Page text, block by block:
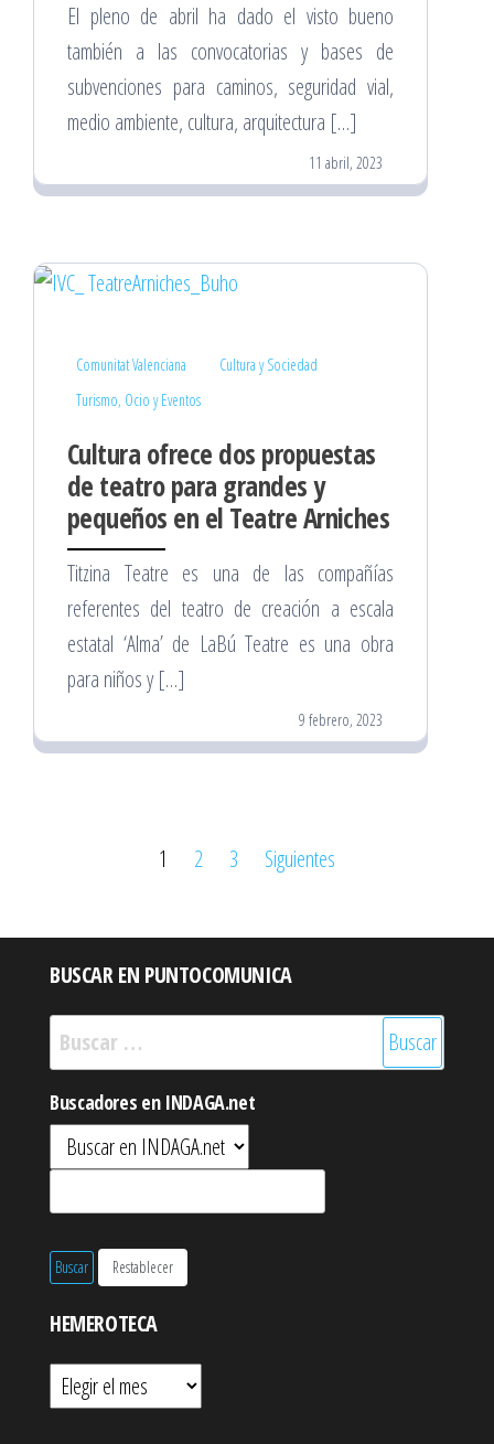
El pleno de abril ha dado el visto bueno
también a las convocatorias y bases de
subvenciones para caminos, seguridad vial,
medio ambiente, cultura, arquitectura […]
11 abril, 2023
Comunitat Valenciana
Cultura y Sociedad
Turismo, Ocio y Eventos
Cultura ofrece dos propuestas
de teatro para grandes y
pequeños en el Teatre Arniches
Titzina Teatre es una de las compañías
referentes del teatro de creación a escala
estatal ‘Alma’ de LaBú Teatre es una obra
para niños y […]
9 febrero, 2023
Paginación
entradas
1 2 3 Siguientes
BUSCAR EN PUNTOCOMUNICA
Buscar:
Buscadores en INDAGA.net
HEMEROTECA
Hemeroteca